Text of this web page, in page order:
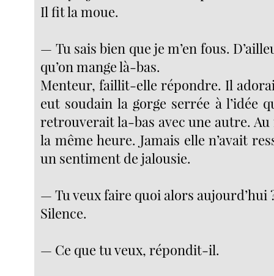
Il fit la moue.
— Tu sais bien que je m’en fous.
qu’on mange là-bas.
Menteur, faillit-elle répondre. Il
eut soudain la gorge serrée à l’idée
retrouverait la-bas avec une autre.
la même heure. Jamais elle n’avait
un sentiment de jalousie.
— Tu veux faire quoi alors aujourd’hui
Silence.
— Ce que tu veux, répondit-il.